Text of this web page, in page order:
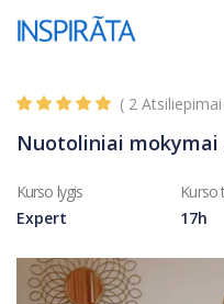
Skip to content
( 2
Nuotoliniai mokymai
Kurso lygis
Expert
Kurso
17h